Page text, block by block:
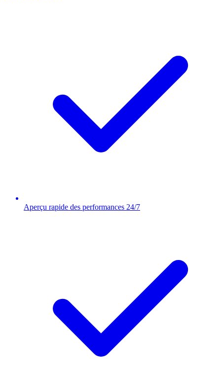
Aperçu rapide des performances 24/7